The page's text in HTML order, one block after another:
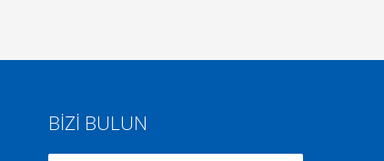
BIZI BULUN